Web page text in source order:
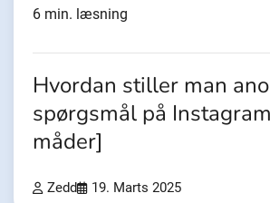
6 min. læsning
Hvordan stiller man
spørgsmål på
måder]
Zedd 19. Marts 2025